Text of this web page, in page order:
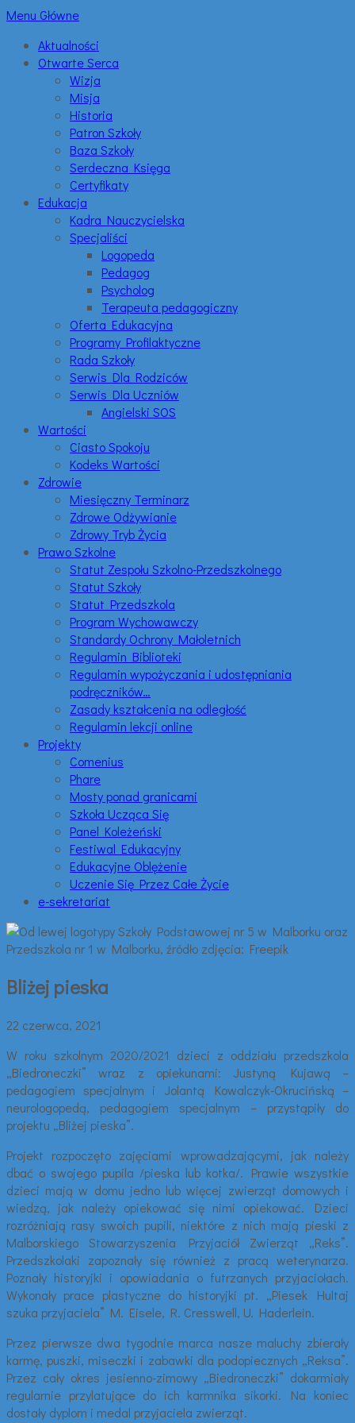
Menu Główne
Aktualności
Otwarte Serca
Wizja
Misja
Historia
Patron Szkoły
Baza Szkoły
Serdeczna Księga
Certyfikaty
Edukacja
Kadra Nauczycielska
Specjaliści
Logopeda
Pedagog
Psycholog
Terapeuta pedagogiczny
Oferta Edukacyjna
Programy Profilaktyczne
Rada Szkoły
Serwis Dla Rodziców
Serwis Dla Uczniów
Angielski SOS
Wartości
Ciasto Spokoju
Kodeks Wartości
Zdrowie
Miesięczny Terminarz
Zdrowe Odżywianie
Zdrowy Tryb Życia
Prawo Szkolne
Statut Zespołu Szkolno-Przedszkolnego
Statut Szkoły
Statut Przedszkola
Program Wychowawczy
Standardy Ochrony Małoletnich
Regulamin Biblioteki
Regulamin wypożyczania i udostępniania
podręczników…
Zasady kształcenia na odległość
Regulamin lekcji online
Projekty
Comenius
Phare
Mosty ponad granicami
Szkoła Ucząca Się
Panel Koleżeński
Festiwal Edukacyjny
Edukacyjne Oblężenie
Uczenie Się Przez Całe Życie
e-sekretariat
Bliżej pieska
22 czerwca, 2021
W roku szkolnym 2020/2021 dzieci z oddziału przedszkola
„Biedroneczki” wraz z opiekunami: Justyną Kujawą –
pedagogiem specjalnym i Jolantą Kowalczyk-Okrucińską –
neurologopedą, pedagogiem specjalnym – przystąpiły do
projektu „Bliżej pieska”.
Projekt rozpoczęto zajęciami wprowadzającymi, jak należy
dbać o swojego pupila /pieska lub kotka/. Prawie wszystkie
dzieci mają w domu jedno lub więcej zwierząt domowych i
wiedzą, jak należy opiekować się nimi opiekować. Dzieci
rozróżniają rasy swoich pupili, niektóre z nich mają pieski z
Malborskiego Stowarzyszenia Przyjaciół Zwierząt „Reks”.
Przedszkolaki zapoznały się również z pracą weterynarza.
Poznały historyjki i opowiadania o futrzanych przyjaciołach.
Wykonały prace plastyczne do historyjki pt. „Piesek Hultaj
szuka przyjaciela” M. Eisele, R. Cresswell, U. Haderlein.
Przez pierwsze dwa tygodnie marca nasze maluchy zbierały
karmę, puszki, miseczki i zabawki dla podopiecznych „Reksa”.
Przez cały okres jesienno-zimowy „Biedroneczki” dokarmiały
regularnie przylatujące do ich karmnika sikorki. Na koniec
dostały dyplom i medal przyjaciela zwierząt.